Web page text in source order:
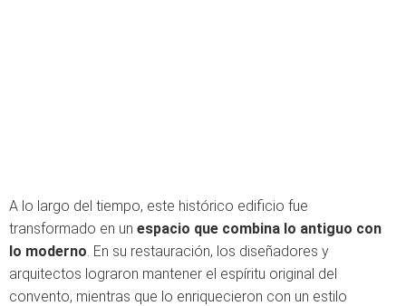
A lo largo del tiempo, este histórico edificio fue
transformado en un espacio que combina lo antiguo con
lo moderno. En su restauración, los diseñadores y
arquitectos lograron mantener el espíritu original del
convento, mientras que lo enriquecieron con un estilo